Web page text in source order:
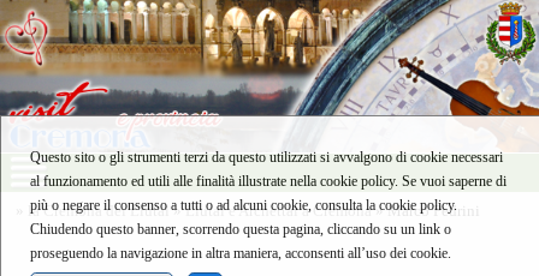
» la Cremona dei Liutai »Liutai e Archettai a Cremona » Marco Pedrini
Questo sito o gli strumenti terzi da questo utilizzati si avvalgono di cookie necessari
al funzionamento ed utili alle finalità illustrate nella cookie policy. Se vuoi saperne di
più o negare il consenso a tutti o ad alcuni cookie, consulta la cookie policy.
Chiudendo questo banner, scorrendo questa pagina, cliccando su un link o
proseguendo la navigazione in altra maniera, acconsenti all’uso dei cookie.